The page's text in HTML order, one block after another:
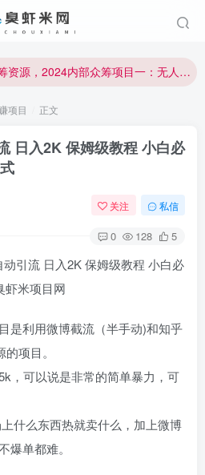
年带你闷声赚大钱！！！
项目 正文
日入2K 保姆级教程 小白必
关注 私信
0 128 5
是利用微博截流（半手动)和知乎
项目。
，可以说是非常的简单暴力，可
什么东西热就卖什么，加上微博
爆单都难。